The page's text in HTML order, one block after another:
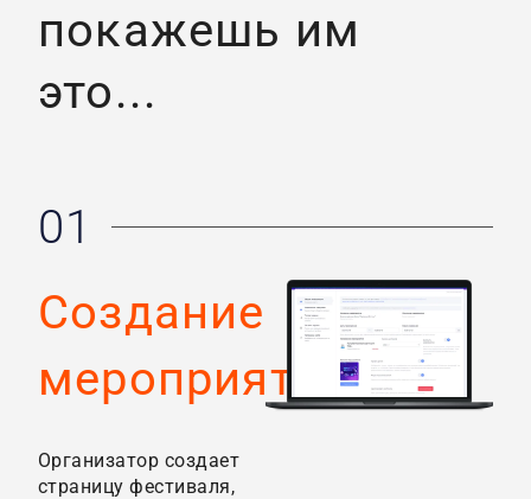
покажешь им
это...
01
Создание
мероприятия
Организатор создает
страницу фестиваля,